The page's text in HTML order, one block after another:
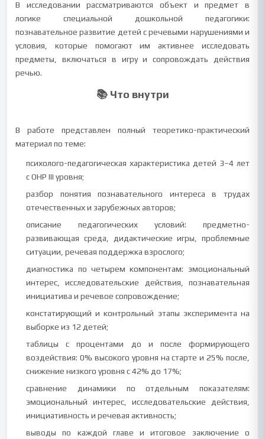
В исследовании рассматриваются объект и предмет в
логике специальной дошкольной педагогики:
познавательное развитие детей с речевыми нарушениями и
условия, которые помогают им активнее исследовать
предметы, включаться в игру и сопровождать действия
речью.
📚 Что внутри
В работе представлен полный теоретико-практический
материал по теме:
психолого-педагогическая характеристика детей 3–4 лет
с ОНР III уровня;
разбор понятия познавательного интереса в трудах
отечественных и зарубежных авторов;
описание педагогических условий: предметно-
развивающая среда, дидактические игры, проблемные
ситуации, речевая поддержка взрослого;
диагностика по четырем компонентам: эмоциональный
интерес, исследовательские действия, познавательная
инициатива и речевое сопровождение;
констатирующий и контрольный этапы эксперимента на
выборке из 12 детей;
таблицы с процентами до и после формирующего
воздействия: 0% высокого уровня на старте и 25% после,
снижение низкого уровня с 42% до 17%;
сравнение динамики по отдельным показателям:
эмоциональный интерес, исследовательские действия,
инициативность и речевая активность;
выводы по каждой главе и итоговое заключение о